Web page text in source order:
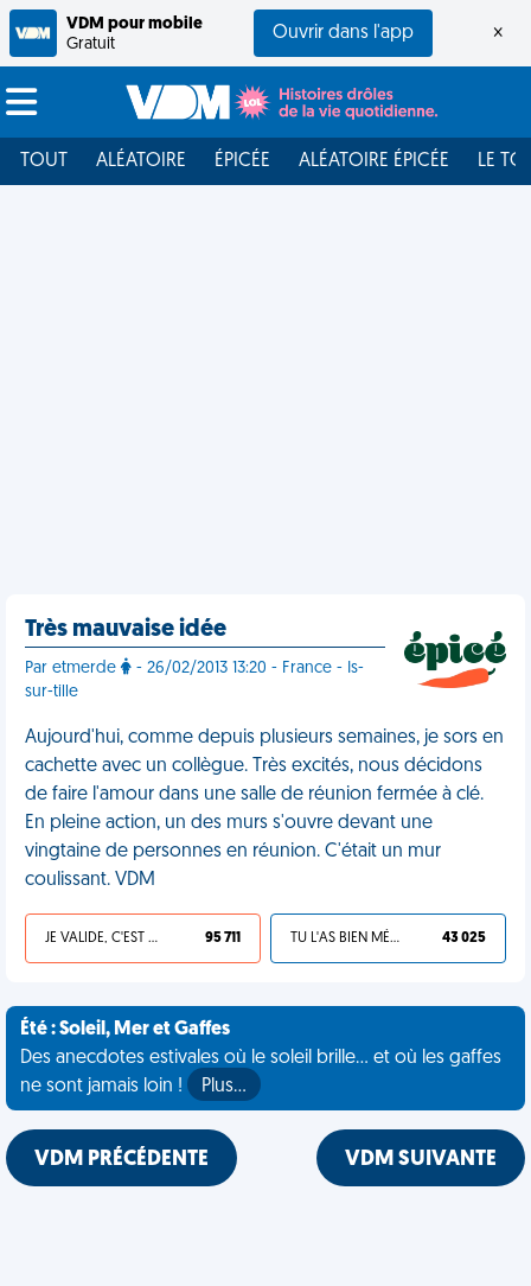
VDM pour mobile
Gratuit
Ouvrir dans l'app ×
TOUT ALÉATOIRE ÉPICÉE ALÉATOIRE ÉPICÉE LE
Très mauvaise idée
Par etmerde
- 26/02/2013 13:20 - France - Is-
sur-tille
Aujourd'hui, comme depuis plusieurs semaines, je sors en
cachette avec un collègue. Très excités, nous décidons
de faire l'amour dans une salle de réunion fermée à clé.
En pleine action, un des murs s'ouvre devant une
vingtaine de personnes en réunion. C'était un mur
coulissant. VDM
JE VALIDE, C'EST UNE VDM 95 711 TU L'AS BIEN MÉRITÉ 43 025
Été : Soleil, Mer et Gaffes
Des anecdotes estivales où le soleil brille... et où les gaffes
ne sont jamais loin !
Plus…
VDM PRÉCÉDENTE VDM SUIVANTE